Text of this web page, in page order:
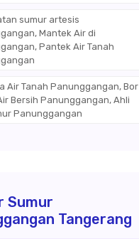
sumur artesis
Mantek Air di
Pantek Air Tanah
Air Tanah Panunggangan, Bor
Bersih Panunggangan, Ahli
Panunggangan
Sumur
Tangerang